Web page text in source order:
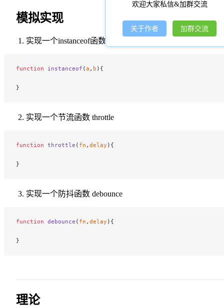
欢迎大家私信&加群交流
关于作者 加群交流
模拟实现
实现一个instanceof函数
function instanceof (a , b ){
}
实现一个节流函数 throttle
function throttle ( fn , delay ){
}
实现一个防抖函数 debounce
function debounce ( fn , delay ){
}
理论